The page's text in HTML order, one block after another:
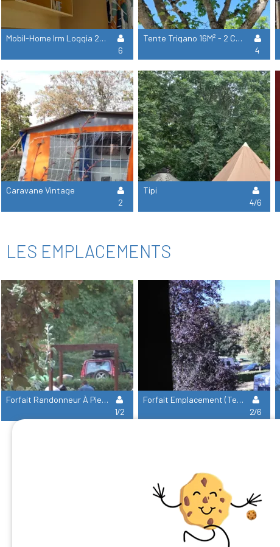
Mobil-Home Irm Loggia 28M² - 2 Chambres (T5)
6
Tente Trigano 16M² - 2 Chambres (T6)
4
Caravane Vintage
2
Tipi
4/6
LES EMPLACEMENTS
Forfait Randonneur À Pied, Vélo Ou Moto
1/2
Forfait Emplacement (Tente, Caravane Ou Camping-Car / Électricité)
2/6